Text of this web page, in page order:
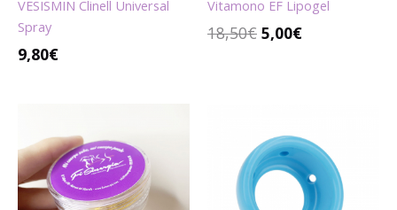
VESISMIN Clinell Universal
Spray
9,80€
Vitamono EF Lipogel
18,50€ 5,00€